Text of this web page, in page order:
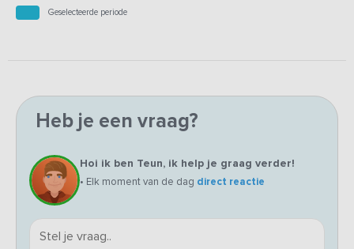
Geselecteerde periode
Heb je een vraag?
Hoi ik ben Teun, ik help je graag verder!
• Elk moment van de dag direct reactie